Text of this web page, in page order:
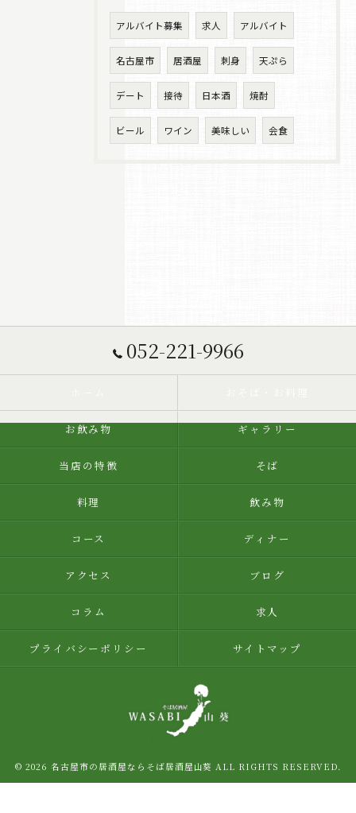
アルバイト募集 求人 アルバイト
名古屋市 居酒屋 刺身 天ぷら
デート 接待 日本酒 焼酎
ビール ワイン 美味しい 会食
052-221-9966
お飲み物 ギャラリー
当店の特徴 そば
料理 飲み物
コース ディナー
アクセス ブログ
コラム 求人
プライバシーポリシー サイトマップ
© 2026 名古屋市の居酒屋ならそば居酒屋山葵 ALL RIGHTS RESERVED.